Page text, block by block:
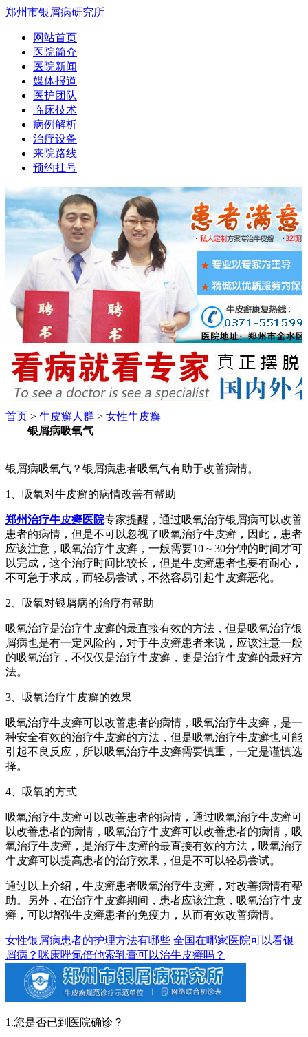
郑州市银屑病研究所
网站首页
医院简介
医院新闻
媒体报道
医护团队
临床技术
病例解析
治疗设备
来院路线
预约挂号
首页 > 牛皮癣人群 > 女性牛皮癣
银屑病吸氧气
银屑病吸氧气？银屑病患者吸氧气有助于改善病情。
1、吸氧对牛皮癣的病情改善有帮助
郑州治疗牛皮癣医院专家提醒，通过吸氧治疗银屑病可以改善
患者的病情，但是不可以忽视了吸氧治疗牛皮癣，因此，患者
应该注意，吸氧治疗牛皮癣，一般需要10～30分钟的时间才可
以完成，这个治疗时间比较长，但是牛皮癣患者也要有耐心，
不可急于求成，而轻易尝试，不然容易引起牛皮癣恶化。
2、吸氧对银屑病的治疗有帮助
吸氧治疗是治疗牛皮癣的最直接有效的方法，但是吸氧治疗银
屑病也是有一定风险的，对于牛皮癣患者来说，应该注意一般
的吸氧治疗，不仅仅是治疗牛皮癣，更是治疗牛皮癣的最好方
法。
3、吸氧治疗牛皮癣的效果
吸氧治疗牛皮癣可以改善患者的病情，吸氧治疗牛皮癣，是一
种安全有效的治疗牛皮癣的方法，但是吸氧治疗牛皮癣也可能
引起不良反应，所以吸氧治疗牛皮癣需要慎重，一定是谨慎选
择。
4、吸氧的方式
吸氧治疗牛皮癣可以改善患者的病情，通过吸氧治疗牛皮癣可
以改善患者的病情，吸氧治疗牛皮癣可以改善患者的病情，吸
氧治疗牛皮癣，是治疗牛皮癣的最直接有效的方法，吸氧治疗
牛皮癣可以提高患者的治疗效果，但是不可以轻易尝试。
通过以上介绍，牛皮癣患者吸氧治疗牛皮癣，对改善病情有帮
助。另外，在治疗牛皮癣期间，患者应该注意，吸氧治疗牛皮
癣，可以增强牛皮癣患者的免疫力，从而有效改善病情。
女性银屑病患者的护理方法有哪些 全国在哪家医院可以看银
屑病？咪康唑氯倍他索乳膏可以治牛皮癣吗？
1.您是否已到医院确诊？